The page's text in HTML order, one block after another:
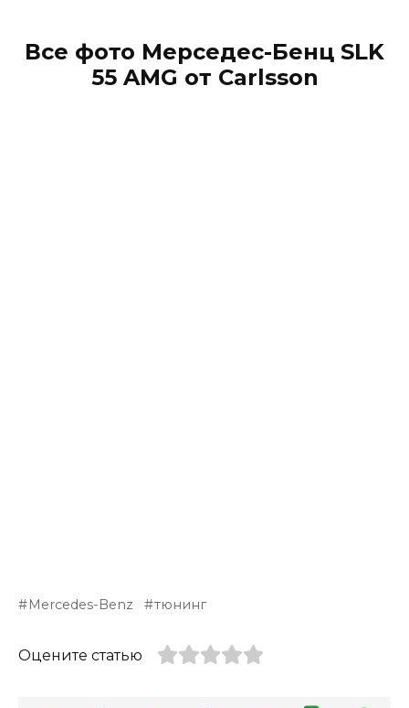
Все фото Мерседес-Бенц SLK
55 AMG от Carlsson
Mercedes-Benz тюнинг
Оцените статью